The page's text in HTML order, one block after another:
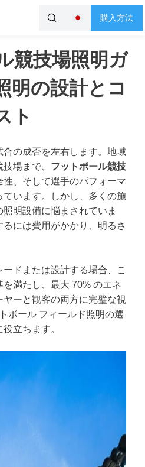
購入方法
競技場照明ガ
明の設計とコ
ト
の成否を左右します。地域
場まで、 フットボール競技
性、そして選手のパフォーマ
ています。しかし、多くの施
明設備に悩まされていま
には費用がかかり、明るさ
ドまたは設計する場合、こ
満たし、最大 70% のエネ
ーと観客の両方に完璧な視
ボール フィールド照明の選
立ちます。